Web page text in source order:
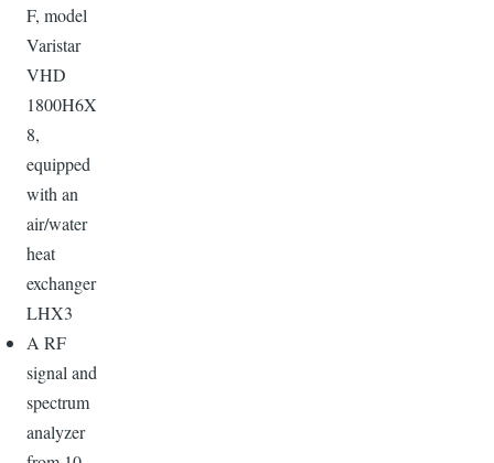
F, model
Varistar
VHD
1800H6X
8,
equipped
with an
air/water
heat
exchanger
LHX3
A RF
signal and
spectrum
analyzer